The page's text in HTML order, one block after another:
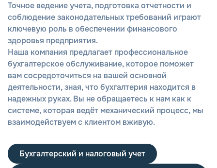
Точное ведение учета, подготовка отчетности и
соблюдение законодательных требований играют
ключевую роль в обеспечении финансового
здоровья предприятия.
Наша компания предлагает профессиональное
бухгалтерское обслуживание, которое поможет
вам сосредоточиться на вашей основной
деятельности, зная, что бухгалтерия находится в
надежных руках. Вы не обращаетесь к нам как к
системе, которая ведёт механический процесс, мы
взаимодействуем с клиентом вживую.
Бухгалтерский и налоговый учет